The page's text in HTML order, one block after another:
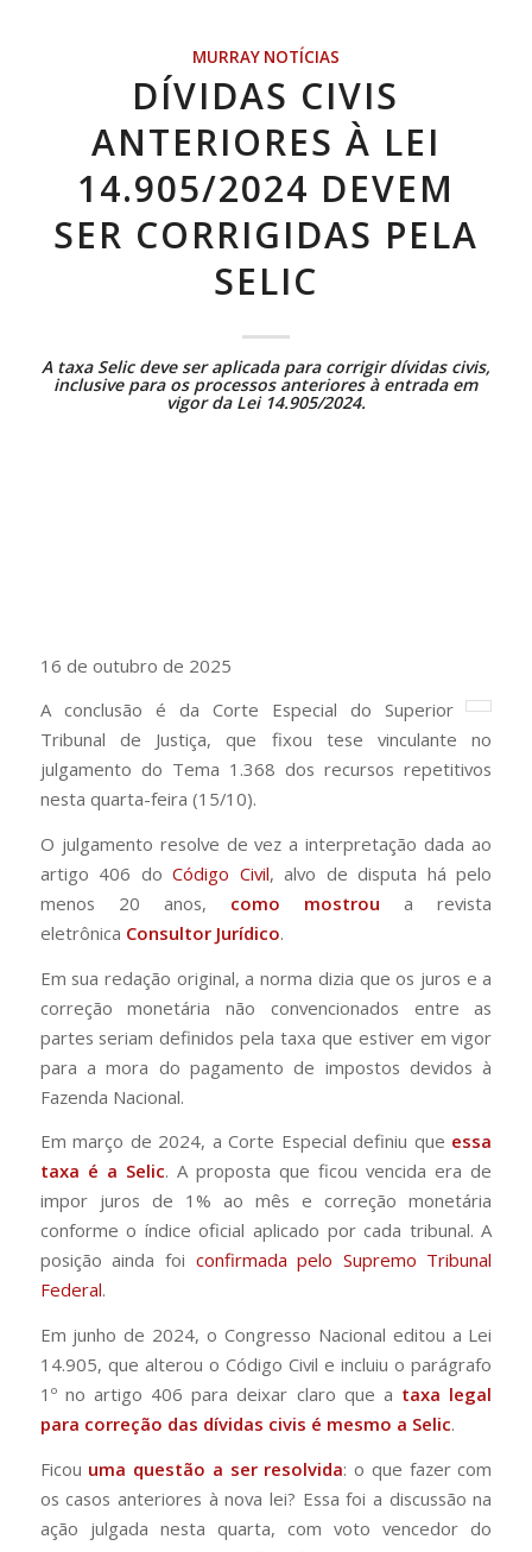
MURRAY NOTÍCIAS
DÍVIDAS CIVIS
ANTERIORES À LEI
14.905/2024 DEVEM
SER CORRIGIDAS PELA
SELIC
A taxa Selic deve ser aplicada para corrigir dívidas civis,
inclusive para os processos anteriores à entrada em
vigor da Lei 14.905/2024.
16 de outubro de 2025
A conclusão é da Corte Especial do Superior
Tribunal de Justiça, que fixou tese vinculante no
julgamento do Tema 1.368 dos recursos repetitivos
nesta quarta-feira (15/10).
O julgamento resolve de vez a interpretação dada ao
artigo 406 doCódigo Civil, alvo de disputa há pelo
menos 20 anos, como mostrou a revista
eletrônica Consultor Jurídico.
Em sua redação original, a norma dizia que os juros e a
correção monetária não convencionados entre as
partes seriam definidos pela taxa que estiver em vigor
para a mora do pagamento de impostos devidos à
Fazenda Nacional.
Em março de 2024, a Corte Especial definiu que essa
taxa é a Selic. A proposta que ficou vencida era de
impor juros de 1% ao mês e correção monetária
conforme o índice oficial aplicado por cada tribunal. A
posição ainda foi confirmada pelo Supremo Tribunal
Federal.
Em junho de 2024, o Congresso Nacional editou a Lei
14.905, que alterou o Código Civil e incluiu o parágrafo
1º no artigo 406 para deixar claro que a taxa legal
para correção das dívidas civis é mesmo a Selic.
Ficou uma questão a ser resolvida: o que fazer com
os casos anteriores à nova lei? Essa foi a discussão na
ação julgada nesta quarta, com voto vencedor do